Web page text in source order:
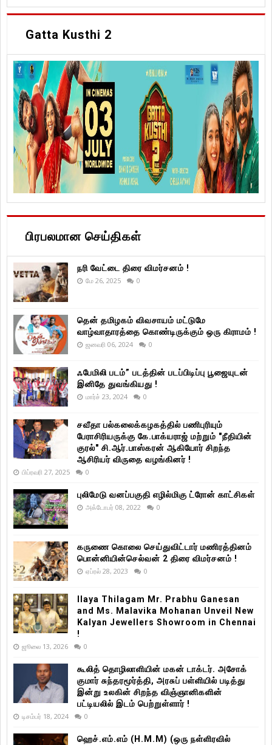
Gatta Kusthi 2
பிரபலமான செய்திகள்
நரி வேட்டை திரை விமர்சனம் !
மே 26, 2025 0
தென் தமிழகம் விவசாயம் மட்டுமே
வாழ்வாதாரத்தை கொண்டிருக்கும் ஒரு கிராமம் !
ஜனவரி 06, 2024 0
ஃபேமிலி படம்” படத்தின் படப்பிடிப்பு பூஜையுடன்
இனிதே துவங்கியது !
மார்ச் 23, 2024 0
சவீதா பல்கலைக்கழகத்தில் பணிபுரியும்
பேராசிரியருக்கு கே.பாக்யராஜ் மற்றும் "நீதியின்
குரல்" சி.ஆர்.பாஸ்கரன் ஆகியோர் சிறந்த
ஆசிரியர் விருதை வழங்கினர் !
பிப்ரவரி 27, 2025 0
புலிமேடு வனப்பகுதி எழில்மிகு ட்ரோன் காட்சிகள்
அக்டோபர் 08, 2022 0
கருணை கொலை செய்துவிட்டார் மணிரத்தினம்
பொன்னியின்செல்வன் 2 திரை விமர்சனம் !
ஏப்ரல் 28, 2023 0
Ilaya Thilagam Mr. Prabhu Ganesan
and Ms. Malavika Mohanan Unveil New
Kalyan Jewellers Showroom in Chennai
!
ஜூலை 13, 2026 0
கூலித் தொழிலாளியின் மகன் டாக்டர். அசோக்
குமார் சுந்தரமூர்த்தி, அரசுப் பள்ளியில் படித்து
இன்று உலகின் சிறந்த விஞ்ஞானிகளின்
பட்டியலில் இடம் பெற்றுள்ளார் !
டிசம்பர் 18, 2024 0
ஹெச்.எம்.எம் (H.M.M) (ஒரு நள்ளிரவில்